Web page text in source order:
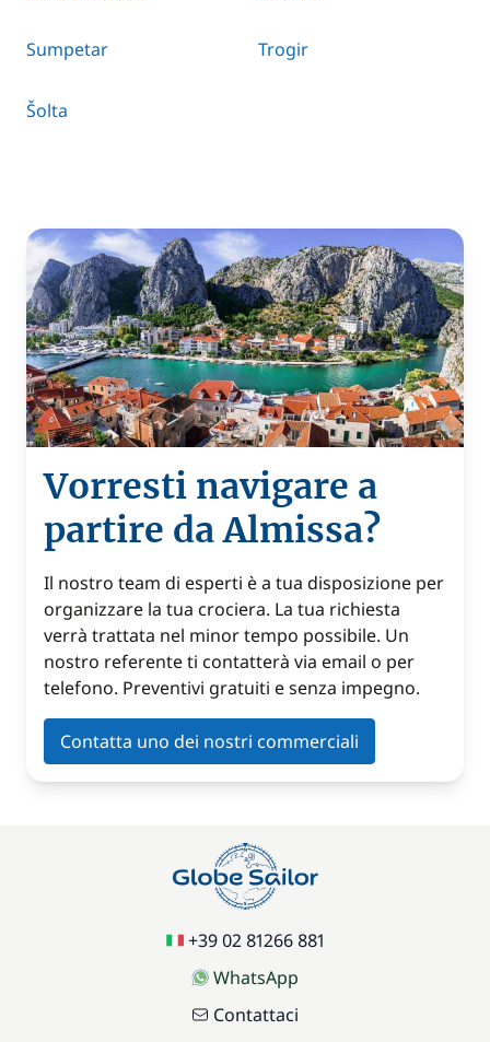
Sumpetar Trogir
Šolta
Vorresti navigare a
partire da Almissa?
Il nostro team di esperti è a tua disposizione per
organizzare la tua crociera. La tua richiesta
verrà trattata nel minor tempo possibile. Un
nostro referente ti contatterà via email o per
telefono. Preventivi gratuiti e senza impegno.
Contatta uno dei nostri commerciali
+39 02 81266 881
WhatsApp
Contattaci